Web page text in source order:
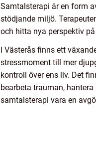
Samtalsterapi är en form
stödjande miljö.
och hitta nya perspektiv
I Västerås finns ett
stressmoment till mer
kontroll över ens liv. Det
bearbeta trauman,
samtalsterapi vara en